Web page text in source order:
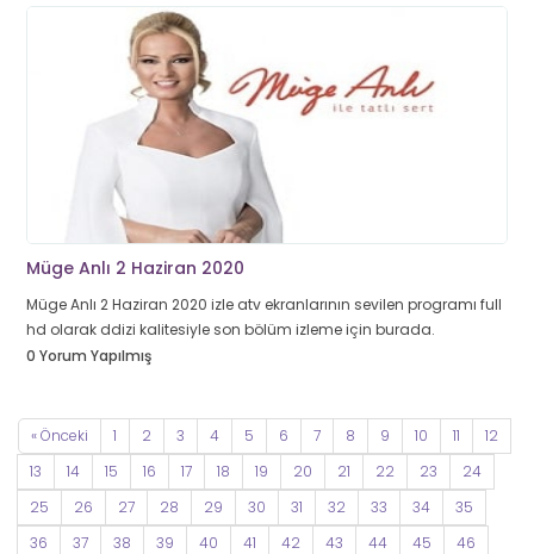
Müge Anlı 2 Haziran 2020
Müge Anlı 2 Haziran 2020 izle atv ekranlarının sevilen programı full
hd olarak ddizi kalitesiyle son bölüm izleme için burada.
0 Yorum Yapılmış
« Önceki 1 2 3 4 5 6 7 8 9 10 11
12
13
14 15 16 17 18 19 20 21 22 23
24
25
26 27 28 29 30 31 32 33 34
35
36
37 38 39 40 41 42 43 44 45
46